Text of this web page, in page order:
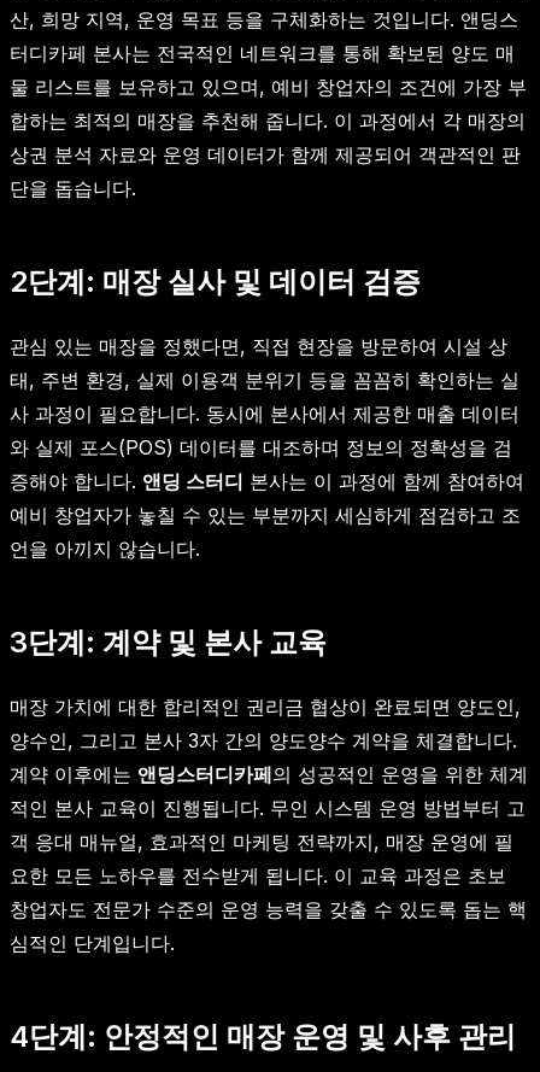
산, 희망 지역, 운영 목표 등을 구체화하는 것입니다. 앤딩스
터디카페 본사는 전국적인 네트워크를 통해 확보된 양도 매
물 리스트를 보유하고 있으며, 예비 창업자의 조건에 가장 부
합하는 최적의 매장을 추천해 줍니다. 이 과정에서 각 매장의
상권 분석 자료와 운영 데이터가 함께 제공되어 객관적인 판
단을 돕습니다.
2단계: 매장 실사 및 데이터 검증
관심 있는 매장을 정했다면, 직접 현장을 방문하여 시설 상
태, 주변 환경, 실제 이용객 분위기 등을 꼼꼼히 확인하는 실
사 과정이 필요합니다. 동시에 본사에서 제공한 매출 데이터
와 실제 포스(POS) 데이터를 대조하며 정보의 정확성을 검
증해야 합니다. 앤딩 스터디 본사는 이 과정에 함께 참여하여
예비 창업자가 놓칠 수 있는 부분까지 세심하게 점검하고 조
언을 아끼지 않습니다.
3단계: 계약 및 본사 교육
매장 가치에 대한 합리적인 권리금 협상이 완료되면 양도인,
양수인, 그리고 본사 3자 간의 양도양수 계약을 체결합니다.
계약 이후에는 앤딩스터디카페의 성공적인 운영을 위한 체계
적인 본사 교육이 진행됩니다. 무인 시스템 운영 방법부터 고
객 응대 매뉴얼, 효과적인 마케팅 전략까지, 매장 운영에 필
요한 모든 노하우를 전수받게 됩니다. 이 교육 과정은 초보
창업자도 전문가 수준의 운영 능력을 갖출 수 있도록 돕는 핵
심적인 단계입니다.
4단계: 안정적인 매장 운영 및 사후 관리